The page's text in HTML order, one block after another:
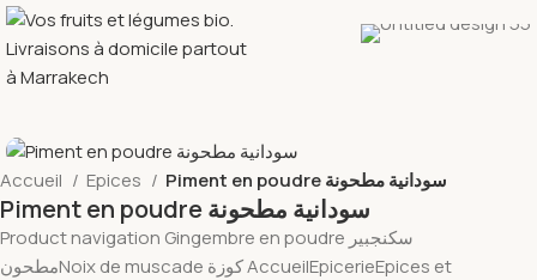
Accueil Epices Piment en poudre سودانية مطحونة
Piment en poudre سودانية مطحونة
Product navigation Gingembre en poudre سكنجبير
مطحونNoix de muscade كوزة AccueilEpicerieEpices et